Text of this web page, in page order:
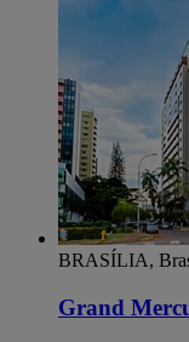
BRASÍLIA,
Grand